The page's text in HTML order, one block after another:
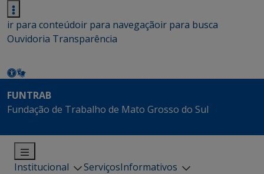
ir para conteúdoir para navegaçãoir para busca
Ouvidoria Transparência
FUNTRAB
Fundação de Trabalho de Mato Grosso do Sul
Institucional ServiçosInformativos